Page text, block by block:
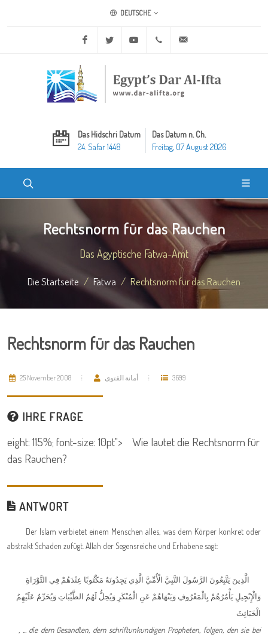
DEUTSCHE
Facebook Twitter Youtube +20 2 25970400
Das Hidschri Datum
24. Safar 1448
Das Datum n. Ch.
Freitag, 07 August 2026
Rechtsnorm für das Rauchen
Das Ägyptische Fatwa-Amt
Die Startseite Fatwa Rechtsnorm für das Rauchen
Rechtsnorm für das Rauchen
25 November 2008 أمانة الفتوى 3699
IHRE FRAGE
eight: 115%; font-size: 10pt"> Wie lautet die Rechtsnorm für
das Rauchen?
ANTWORT
Der Islam verbietet einem Menschen alles, was dem Körper konkret oder
abstrakt Schaden zufügt. Allah der Segensreiche und Erhabene sagt:
الَّذِينَ يَتَّبِعُونَ الرَّسُولَ النَّبِيَّ الْأُمِّيَّ الَّذِي يَجِدُونَهُ مَكْتُوبًا عِنْدَهُمْ فِي التَّوْرَاةِ
وَالْإِنْجِيلِ يَأْمُرُهُمْ بِالْمَعْرُوفِ وَيَنْهَاهُمْ عَنِ الْمُنْكَرِ وَيُحِلُّ لَهُمُ الطَّيِّبَاتِ وَيُحَرِّمُ عَلَيْهِمُ
الْخَبَائِثَ
, ... die dem Gesandten, dem schriftunkundigen Propheten, folgen, den sie bei